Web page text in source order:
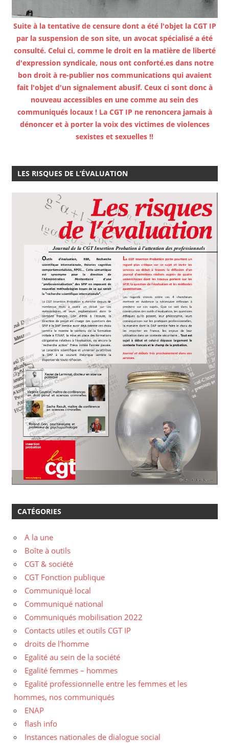
Suite à la tentative de censure dont a été l'objet la CGT IP
par la suspension de son site, un avocat spécialisé a été
consulté. Celui ci, comme le droit en la matière de liberté
d'expression syndicale, nous ont conforté.es dans notre
bon droit à re-publier nos communications qui avaient
fait l'objet d'un signalement abusif. Ceux ci sont donc à
nouveau accessibles en une comme au sein des
communiqués locaux ! La CGT IP ne renoncera jamais à
dénoncer et à porter la voix des victimes de violences
sexistes et sexuelles !!
LES RISQUES DE L’ÉVALUATION
CATÉGORIES
A la une
Boîte à outils
CGT & société
CGT Fonction publique
Communiqué local
Communiqué national
Communiqués mobilisation 2022
Contacts utiles et outils CGT IP
droits de l'homme
Egalité au sein de la société
Egalité femmes – hommes
Egalité professionnelle entre les femmes et les
hommes, nos communiqués
ENAP
flash info
Instances nationales de dialogue social